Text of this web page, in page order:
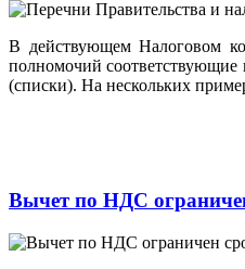
В действующем Налоговом
полномочий соответствующие
(списки). На нескольких
Вычет по НДС